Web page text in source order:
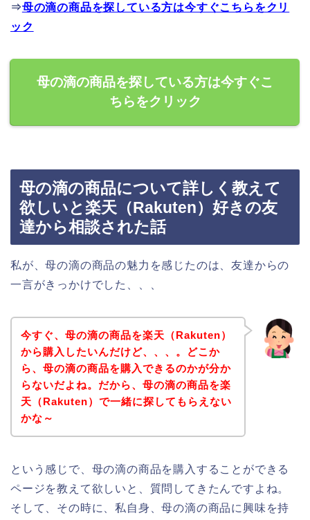
⇒母の滴の商品を探している方は今すぐこちらをクリ
ック
母の滴の商品を探している方は今すぐこ
ちらをクリック
母の滴の商品について詳しく教えて
欲しいと楽天（Rakuten）好きの友
達から相談された話
私が、母の滴の商品の魅力を感じたのは、友達からの
一言がきっかけでした、、、
今すぐ、母の滴の商品を楽天（Rakuten）
から購入したいんだけど、、、。どこか
ら、母の滴の商品を購入できるのかが分か
らないだよね。だから、母の滴の商品を楽
天（Rakuten）で一緒に探してもらえない
かな～
という感じで、母の滴の商品を購入することができる
ページを教えて欲しいと、質問してきたんですよね。
そして、その時に、私自身、母の滴の商品に興味を持